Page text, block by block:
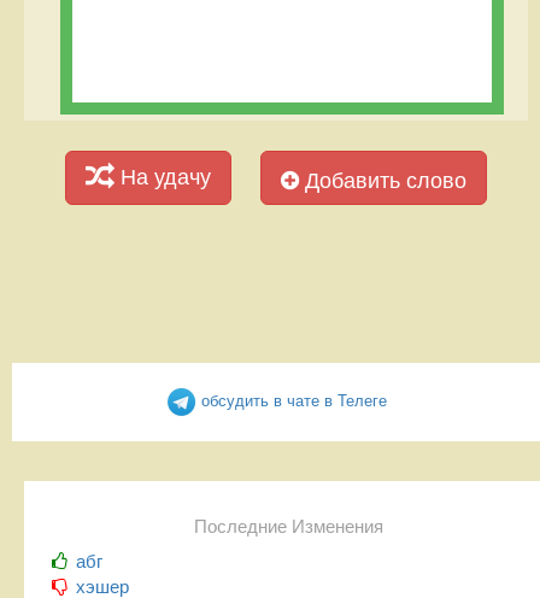
На удачу Добавить слово
обсудить в чате в Телеге
Последние Изменения
абг
хэшер